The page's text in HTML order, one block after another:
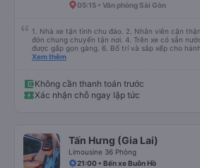
05:15 • Văn phòng Sài Gòn
1. Nhà xe tận tình chu đáo. 2. Nhân viên cận thận và nhiệt tình. 3. Có xe đưa
đón chung chuyến tận nơi. 4. Trên xe có sẵn nước và khăn. 5. Mền và gối
được gấp gọn gàng. 6. Bố trí và sắp xếp cho
tâm. 7. Giá cả phải chăng phù hợp với túi tiền của học sinh sinh viên và dân
Xem thêm
Không cần thanh toán trước
Xác nhận chỗ ngay lập tức
Tấn Hưng (Gia Lai)
Limousine 36 Phòng
21:00 • Bến xe Buôn Hồ